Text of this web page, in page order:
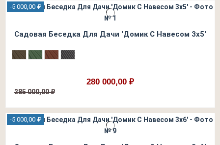
-5 000,00 ₽
Садовая Беседка Для Дачи 'Домик С Навесом 3х5'
280 000,00 ₽
285 000,00 ₽
-5 000,00 ₽